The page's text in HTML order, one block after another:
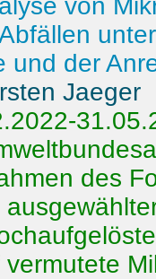
von
und der
Jaeger
des
vermutete